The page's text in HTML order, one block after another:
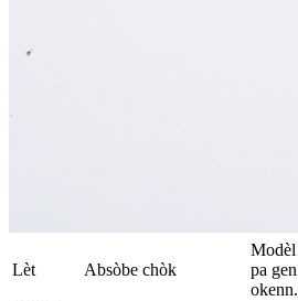
Lèt Absòbe chòk
Modèl
pa gen
okenn.